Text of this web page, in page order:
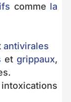
comme la
antivirales
et grippaux,